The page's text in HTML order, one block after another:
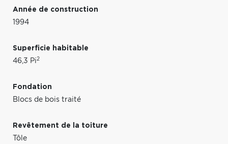
Année de construction
1994
Superficie habitable
46,3 Pi2
Fondation
Blocs de bois traité
Revêtement de la toiture
Tôle